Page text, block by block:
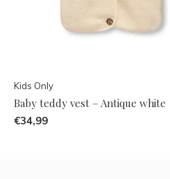
Kids Only
Baby teddy vest – Antique white
€34,99